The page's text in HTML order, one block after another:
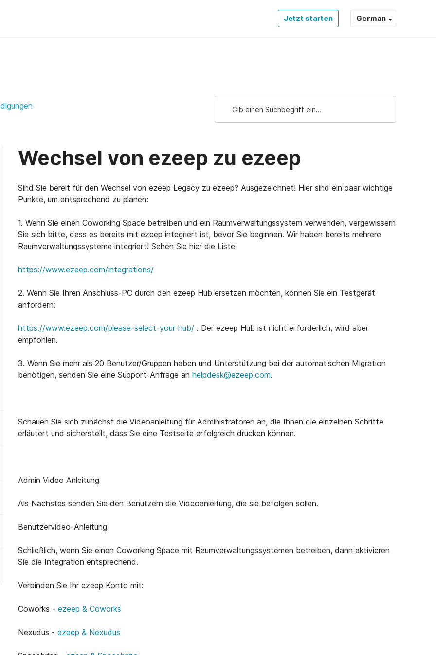
Jetzt starten German
Support Support
Wechsel von ezeep zu ezeep
Sind Sie bereit für den Wechsel von ezeep Legacy zu ezeep? Ausgezeichnet! Hier sind ein paar wichtige
Punkte, um entsprechend zu planen:
1. Wenn Sie einen Coworking Space betreiben und ein Raumverwaltungssystem verwenden, vergewissern
Sie sich bitte, dass es bereits mit ezeep integriert ist, bevor Sie beginnen. Wir haben bereits mehrere
Raumverwaltungssysteme integriert! Sehen Sie hier die Liste:
https://www.ezeep.com/integrations/
2. Wenn Sie Ihren Anschluss-PC durch den ezeep Hub ersetzen möchten, können Sie ein Testgerät
anfordern:
https://www.ezeep.com/please-select-your-hub/ . Der ezeep Hub ist nicht erforderlich, wird aber
empfohlen.
3. Wenn Sie mehr als 20 Benutzer/Gruppen haben und Unterstützung bei der automatischen Migration
benötigen, senden Sie eine Support-Anfrage anhelpdesk@ezeep.com.
Schauen Sie sich zunächst die Videoanleitung für Administratoren an, die Ihnen die einzelnen Schritte
erläutert und sicherstellt, dass Sie eine Testseite erfolgreich drucken können.
Admin Video Anleitung
Als Nächstes senden Sie den Benutzern die Videoanleitung, die sie befolgen sollen.
Benutzervideo-Anleitung
Schließlich, wenn Sie einen Coworking Space mit Raumverwaltungssystemen betreiben, dann aktivieren
Sie die Integration entsprechend.
Verbinden Sie Ihr ezeep Konto mit:
Coworks -ezeep & Coworks
Nexudus -ezeep & Nexudus